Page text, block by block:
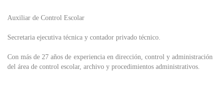
Auxiliar de Control Escolar
Secretaria ejecutiva técnica y contador privado técnico.
Con más de 27 años de experiencia en dirección, control y administración
del área de control escolar, archivo y procedimientos administrativos.